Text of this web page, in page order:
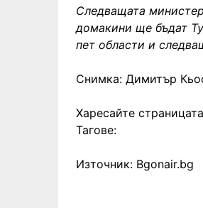
Следващата
домакини ще бъдат
пет области и
Снимка: Димитър
Харесайте
Тагове:
Източник: Bgonair.bg